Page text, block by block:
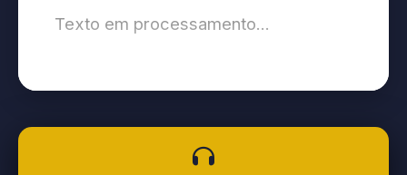
Texto em processamento...